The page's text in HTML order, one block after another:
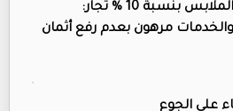
توقعات بهبوط أسعار الملابس بنسبة 10 % تجار:
مرهون بعدم رفع أثمان